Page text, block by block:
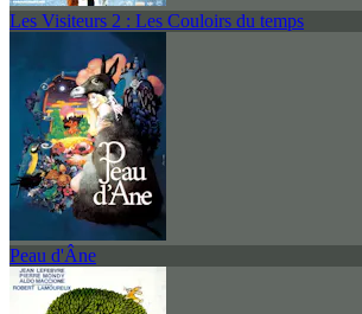
Les Visiteurs 2 : Les Couloirs du temps
Peau d'Âne